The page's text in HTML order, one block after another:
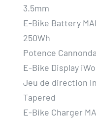
3.5mm
E-Bike Battery
250Wh
Potence
E-Bike Display
Jeu de direction
Tapered
E-Bike Charger